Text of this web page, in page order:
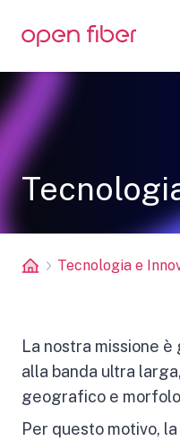
Tecnologia e
La nostra missione
alla banda ultra
geografico e
Per questo motivo,